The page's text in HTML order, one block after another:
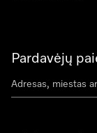
Pardavėjų